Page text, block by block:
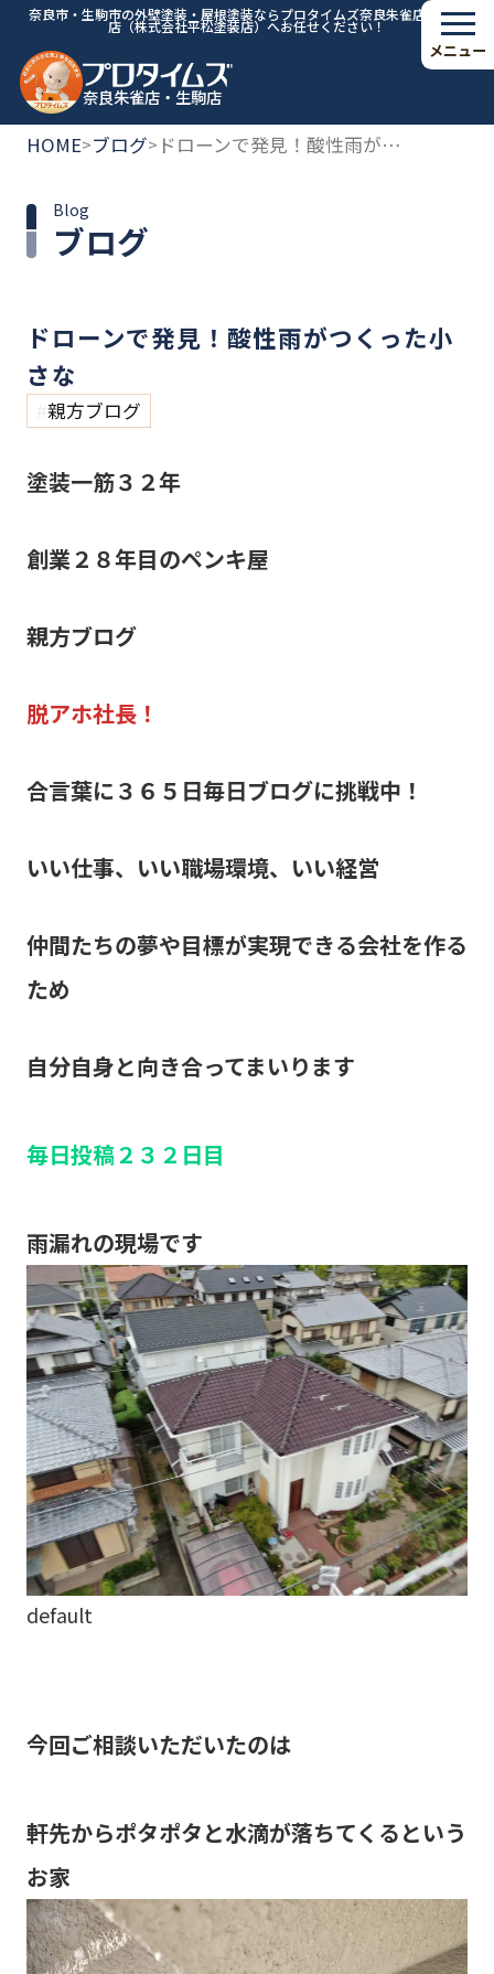
奈良市・生駒市の外壁塗装・屋根塗装ならプロタイムズ奈良朱雀店・生駒
店（株式会社平松塗装店）へお任せください！
奈良朱雀店・生駒店
メニュー
HOME>ブログ> ドローンで発見！酸性雨がつくった小さな
ブログ
Blog
ドローンで発見！酸性雨がつくった小
さな
親方ブログ
塗装一筋３２年
創業２８年目のペンキ屋
親方ブログ
脱アホ社長！
合言葉に３６５日毎日ブログに挑戦中！
いい仕事、いい職場環境、いい経営
仲間たちの夢や目標が実現できる会社を作る
ため
自分自身と向き合ってまいります
毎日投稿２３２日目
雨漏れの現場です
default
今回ご相談いただいたのは
軒先からポタポタと水滴が落ちてくるという
お家